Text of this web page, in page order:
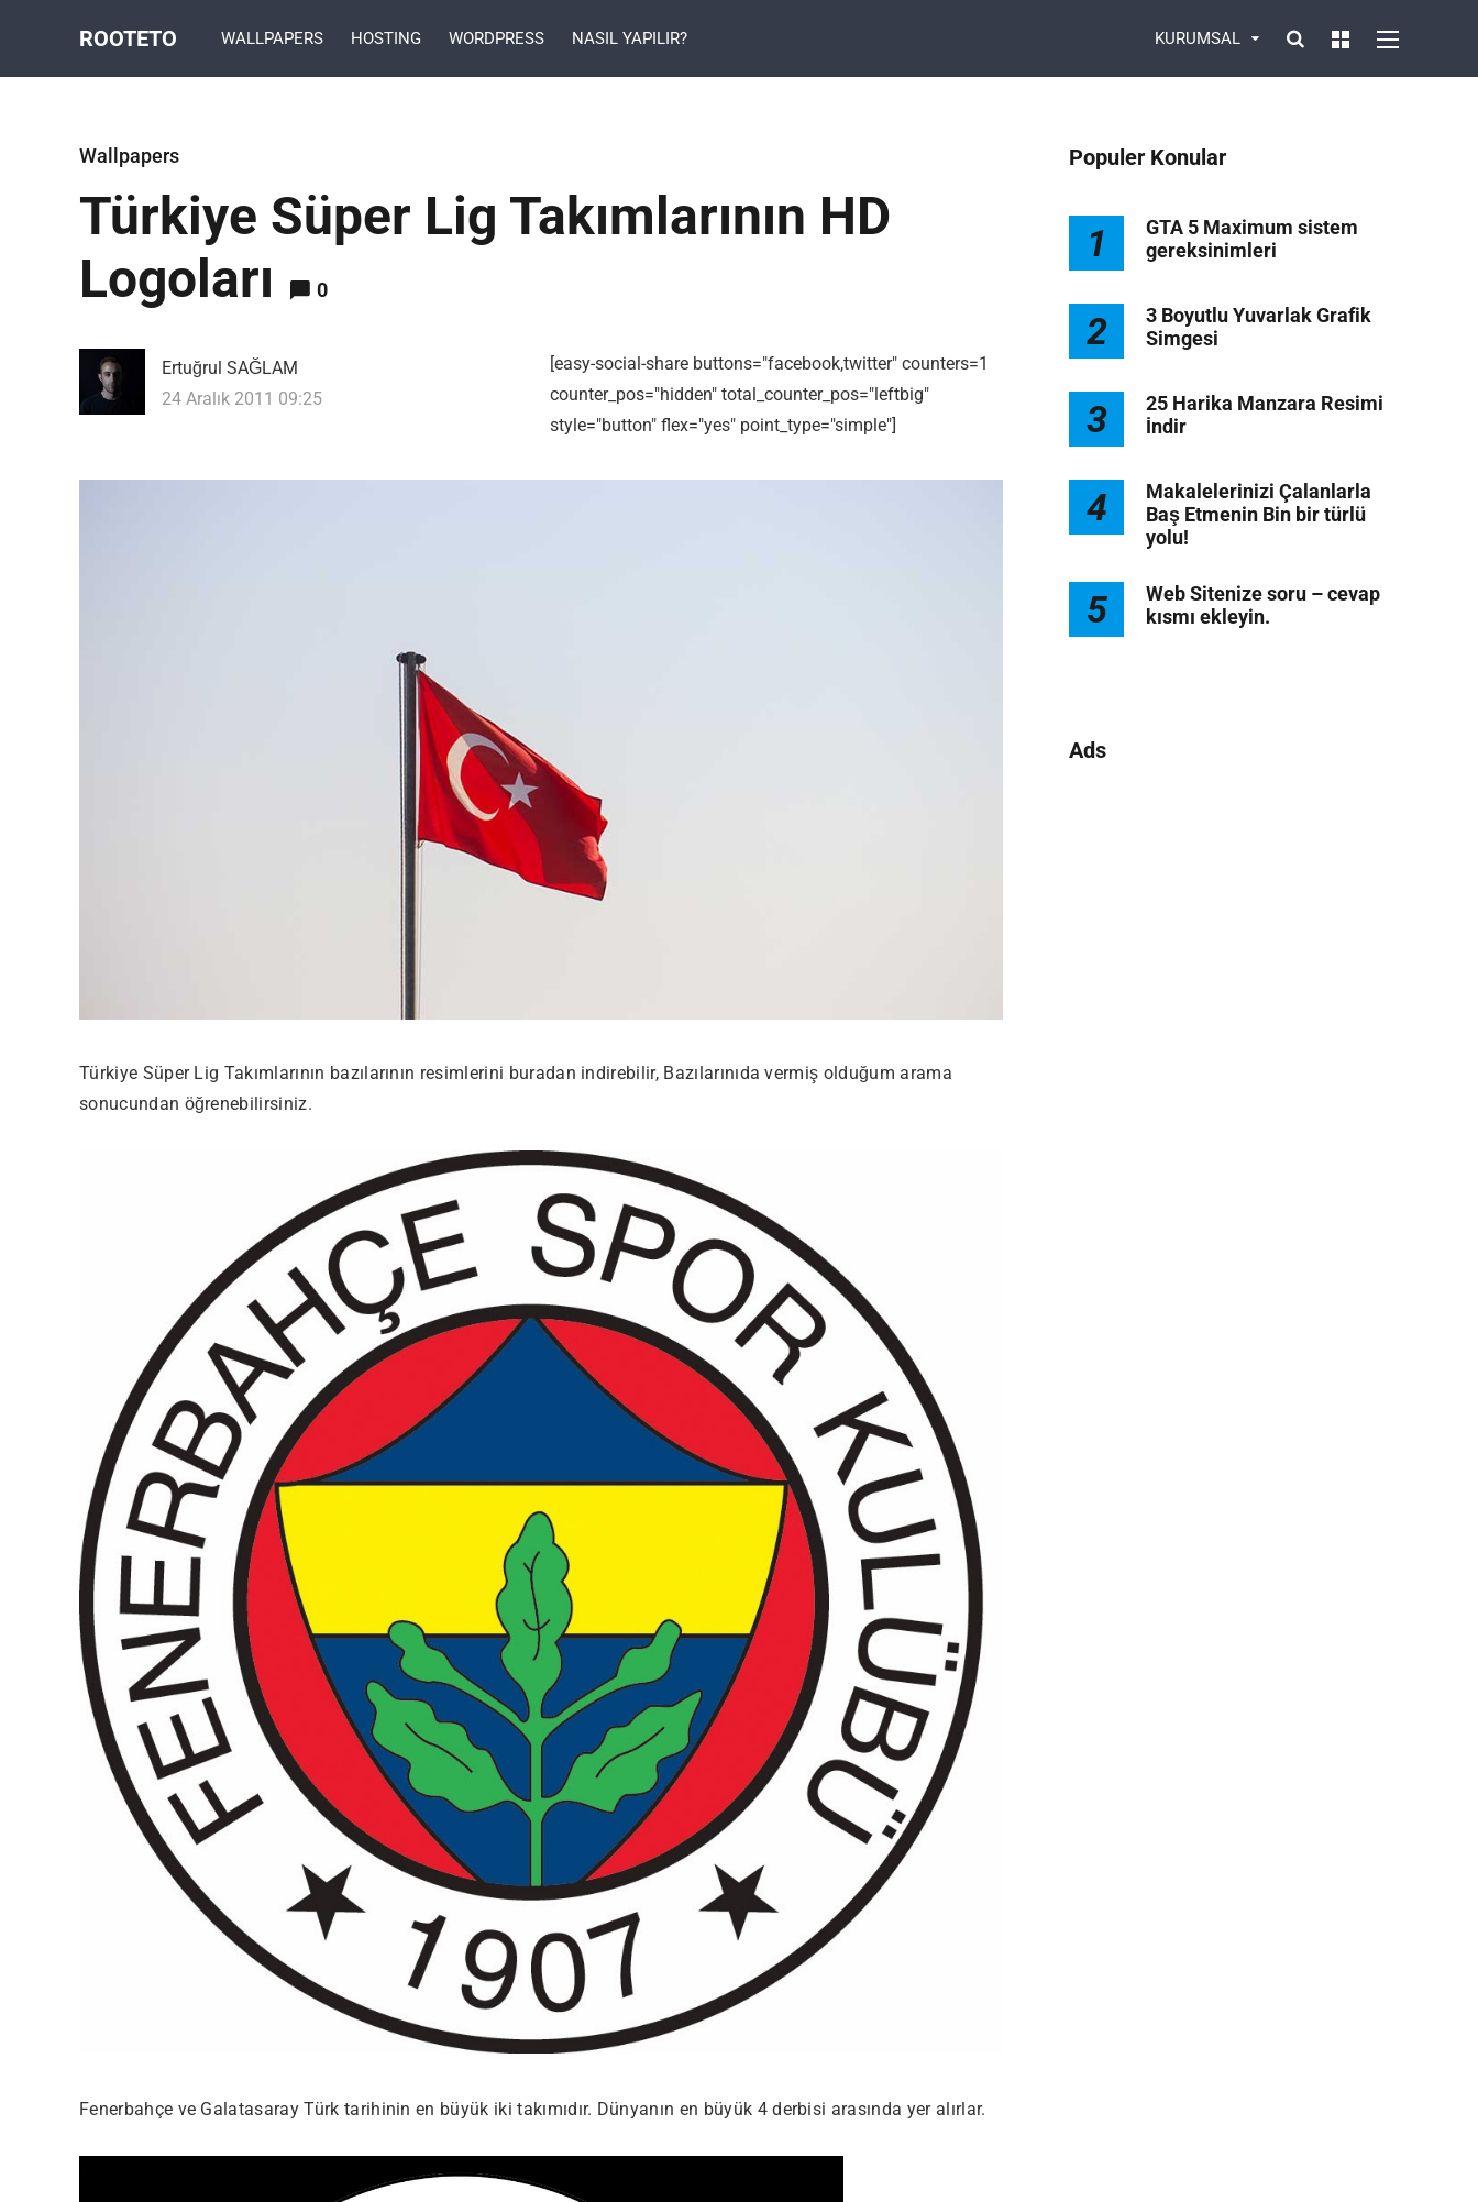
ROOTETO WALLPAPERS HOSTING WORDPRESS NASIL YAPILIR? KURUMSAL
Wallpapers
Türkiye Süper Lig Takımlarının HD
Logoları
0
Ertuğrul SAĞLAM
24 Aralık 2011 09:25
[easy-social-share buttons="facebook,twitter" counters=1
counter_pos="hidden" total_counter_pos="leftbig"
style="button" flex="yes" point_type="simple"]
Türkiye Süper Lig Takımlarının bazılarının resimlerini buradan indirebilir, Bazılarınıda vermiş olduğum arama
sonucundan öğrenebilirsiniz.
Fenerbahçe ve Galatasaray Türk tarihinin en büyük iki takımıdır. Dünyanın en büyük 4 derbisi arasında yer alırlar.
Populer Konular
1
GTA 5 Maximum sistem
gereksinimleri
2
3 Boyutlu Yuvarlak Grafik
Simgesi
3
25 Harika Manzara Resimi
İndir
4
Makalelerinizi Çalanlarla
Baş Etmenin Bin bir türlü
yolu!
5
Web Sitenize soru – cevap
kısmı ekleyin.
Ads